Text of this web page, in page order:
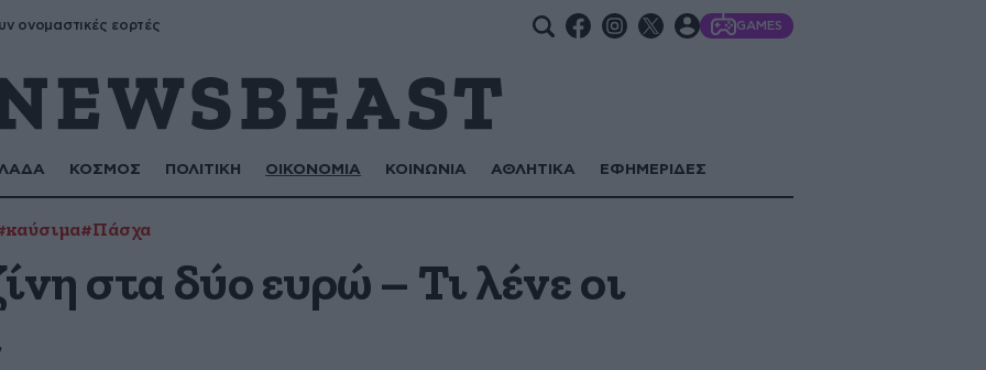
ονομαστικές εορτές GAMES
ΚΟΣΜΟΣ ΠΟΛΙΤΙΚΗ ΟΙΚΟΝΟΜΙΑ ΚΟΙΝΩΝΙΑ ΑΘΛΗΤΙΚΑ ΕΦΗΜΕΡΙΔΕΣ
#Πάσχα
στα δύο ευρώ – Τι λένε οι